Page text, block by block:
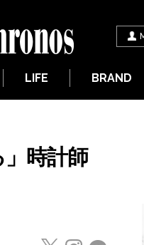
LIFE BRAND
時計師